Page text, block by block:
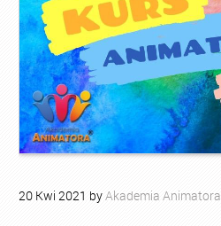
20 Kwi 2021 byAkademia Animatora